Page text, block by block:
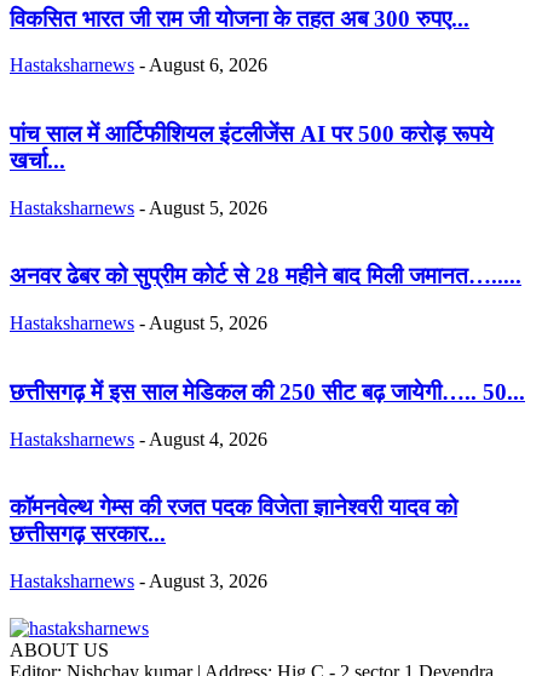
विकसित भारत जी राम जी योजना के तहत अब 300 रुपए...
Hastaksharnews - August 6, 2026
पांच साल में आर्टिफीशियल इंटलीजेंस AI पर 500 करोड़ रूपये
खर्चा...
Hastaksharnews - August 5, 2026
अनवर ढेबर को सुप्रीम कोर्ट से 28 महीने बाद मिली जमानत….....
Hastaksharnews - August 5, 2026
छत्तीसगढ़ में इस साल मेडिकल की 250 सीट बढ़ जायेगी….. 50...
Hastaksharnews - August 4, 2026
कॉमनवेल्थ गेम्स की रजत पदक विजेता ज्ञानेश्वरी यादव को
छत्तीसगढ़ सरकार...
Hastaksharnews - August 3, 2026
ABOUT US